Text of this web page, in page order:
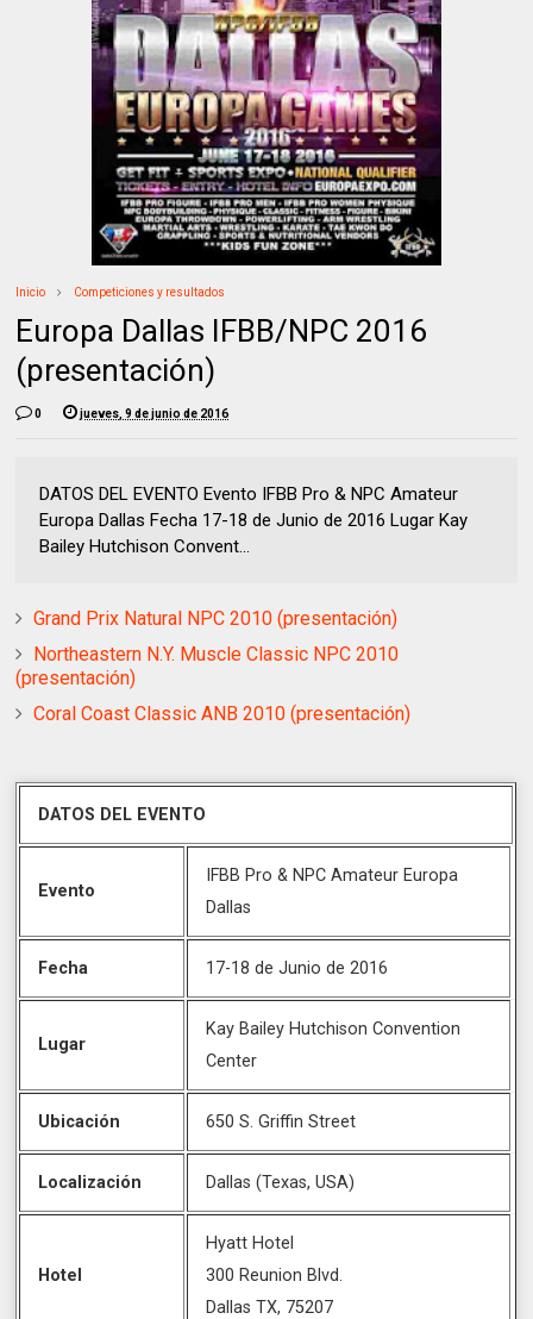
Inicio Competiciones y resultados
Europa Dallas IFBB/NPC 2016
(presentación)
0 jueves, 9 de junio de 2016
DATOS DEL EVENTO Evento IFBB Pro & NPC Amateur
Europa Dallas Fecha 17-18 de Junio de 2016 Lugar Kay
Bailey Hutchison Convent...
Grand Prix Natural NPC 2010 (presentación)
Northeastern N.Y. Muscle Classic NPC 2010
(presentación)
Coral Coast Classic ANB 2010 (presentación)
DATOS DEL EVENTO
Evento
IFBB Pro & NPC Amateur Europa
Dallas
Fecha 17-18 de Junio de 2016
Lugar
Kay Bailey Hutchison Convention
Center
Ubicación 650 S. Griffin Street
Localización Dallas (Texas, USA)
Hotel
Hyatt Hotel
300 Reunion Blvd.
Dallas TX, 75207